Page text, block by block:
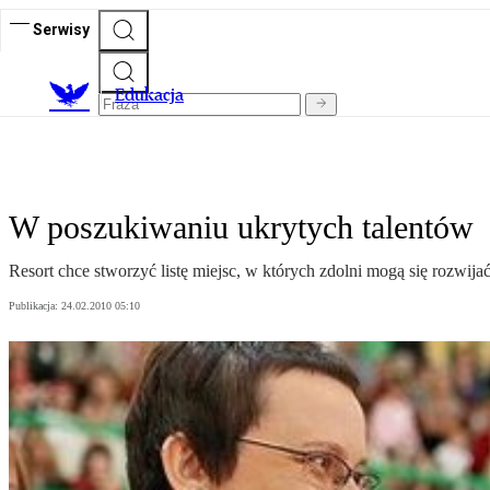
Serwisy
Edukacja
W poszukiwaniu ukrytych talentów
Resort chce stworzyć listę miejsc, w których zdolni mogą się rozwijać
Publikacja: 24.02.2010 05:10